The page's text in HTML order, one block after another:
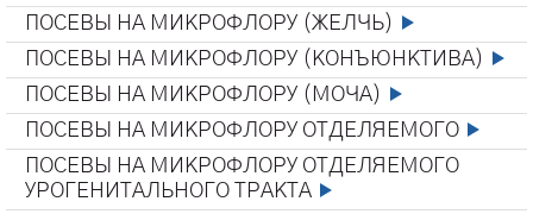
ПОСЕВЫ НА МИКРОФЛОРУ (ЖЕЛЧЬ)
ПОСЕВЫ НА МИКРОФЛОРУ (КОНЪЮНКТИВА)
ПОСЕВЫ НА МИКРОФЛОРУ (МОЧА)
ПОСЕВЫ НА МИКРОФЛОРУ ОТДЕЛЯЕМОГО
ПОСЕВЫ НА МИКРОФЛОРУ ОТДЕЛЯЕМОГО
УРОГЕНИТАЛЬНОГО ТРАКТА